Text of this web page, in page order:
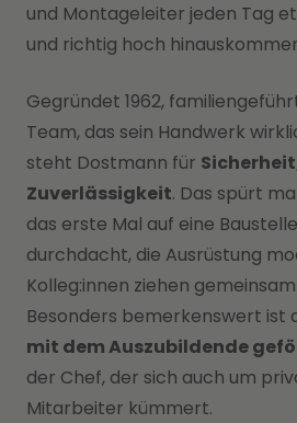
und Montageleiter jeden Tag
und richtig hoch
Gegründet 1962,
Team, das sein Handwerk
steht Dostmann für
Zuverlässigkeit. Das spürt
das erste Mal auf eine
durchdacht, die Ausrüstung
Kolleg:innen ziehen
Besonders bemerkenswert ist
mit dem Auszubildende
der Chef, der sich auch um
Mitarbeiter kümmert.